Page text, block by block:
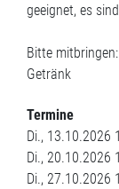
geeignet, es
Bitte
Getränk
Termine
Di., 13.10.2026
Di., 20.10.2026
Di., 27.10.2026